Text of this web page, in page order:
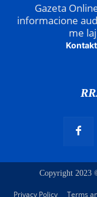
Gazeta
informacione
me
Copyright 2023
Privacy Policy Terms